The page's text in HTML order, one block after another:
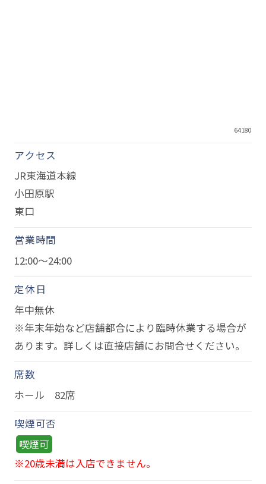
64180
アクセス
JR東海道本線
小田原駅
東口
営業時間
12:00～24:00
定休日
年中無休
※年末年始など店舗都合により臨時休業する場合が
あります。詳しくは直接店舗にお問合せください。
席数
ホール 82席
喫煙可否
喫煙可
※20歳未満は入店できません。